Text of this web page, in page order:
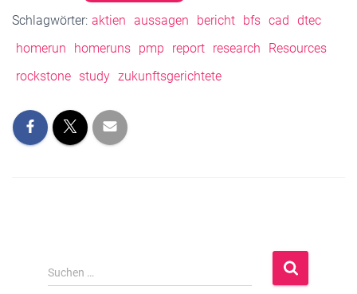
Schlagwörter: aktien aussagen bericht bfs cad
dtec
homerun
homeruns pmp report research
Resources
rockstone study zukunftsgerichtete
S
u
Suchen …